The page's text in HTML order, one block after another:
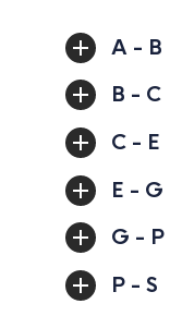
A - B
B - C
C - E
E - G
G - P
P - S